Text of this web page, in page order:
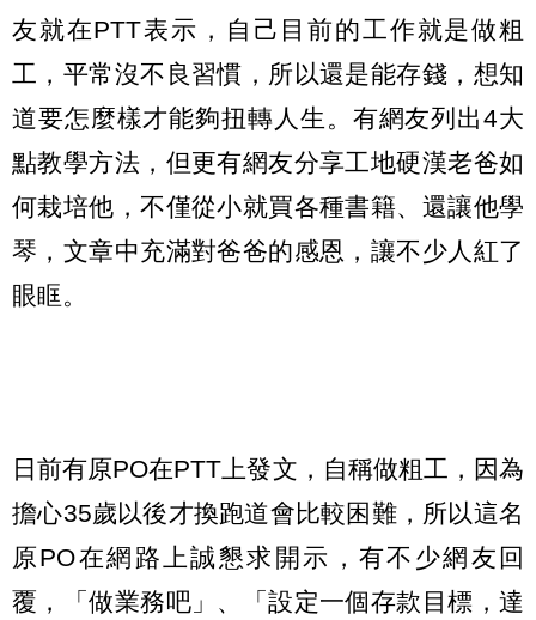
友就在PTT表示，自己目前的工作就是做粗
工，平常沒不良習慣，所以還是能存錢，想知
道要怎麼樣才能夠扭轉人生。有網友列出4大
點教學方法，但更有網友分享工地硬漢老爸如
何栽培他，不僅從小就買各種書籍、還讓他學
琴，文章中充滿對爸爸的感恩，讓不少人紅了
眼眶。
日前有原PO在PTT上發文，自稱做粗工，因為
擔心35歲以後才換跑道會比較困難，所以這名
原PO在網路上誠懇求開示，有不少網友回
覆，「做業務吧」、「設定一個存款目標，達